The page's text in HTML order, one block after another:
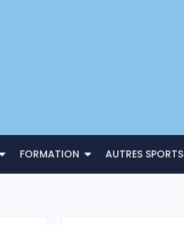
FORMATION AUTRES SPORTS